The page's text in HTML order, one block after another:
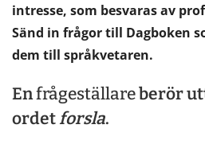
intresse, som besvaras av
Sänd in frågor till Dagboken
dem till språkvetaren.
Enfrågeställareberör
ordetforsla.